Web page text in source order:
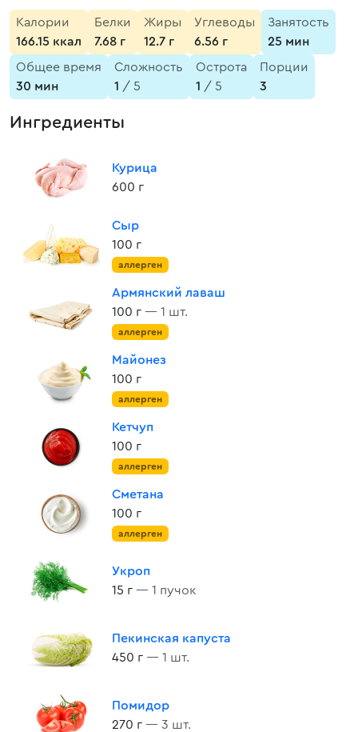
Калории
166.15 ккал
Белки
7.68 г
Жиры
12.7 г
Углеводы
6.56 г
Занятость
25 мин
Общее время
30 мин
Сложность
1 / 5
Острота
1 / 5
Порции
3
Ингредиенты
Курица
600 г
Сыр
100 г
аллерген
Армянский лаваш
100 г — 1 шт.
аллерген
Майонез
100 г
аллерген
Кетчуп
100 г
аллерген
Сметана
100 г
аллерген
Укроп
15 г — 1 пучок
Пекинская капуста
450 г — 1 шт.
Помидор
270 г — 3 шт.